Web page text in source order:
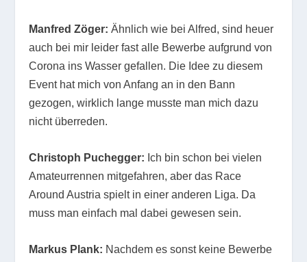
Manfred Zöger: Ähnlich wie bei Alfred, sind heuer
auch bei mir leider fast alle Bewerbe aufgrund von
Corona ins Wasser gefallen. Die Idee zu diesem
Event hat mich von Anfang an in den Bann
gezogen, wirklich lange musste man mich dazu
nicht überreden.
Christoph Puchegger: Ich bin schon bei vielen
Amateurrennen mitgefahren, aber das Race
Around Austria spielt in einer anderen Liga. Da
muss man einfach mal dabei gewesen sein.
Markus Plank: Nachdem es sonst keine Bewerbe